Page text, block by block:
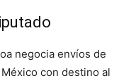
negocia envíos de
con destino al